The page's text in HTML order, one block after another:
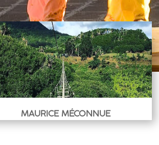
MAURICE MÉCONNUE